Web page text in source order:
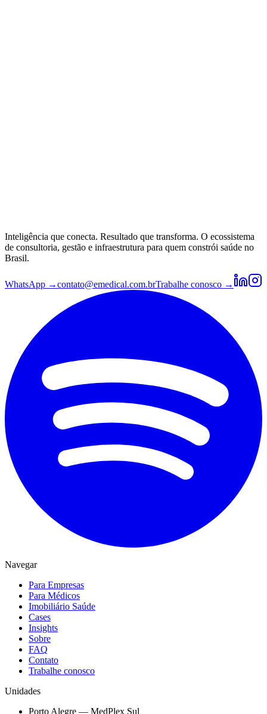
Inteligência que conecta. Resultado que transforma. O ecossistema
de consultoria, gestão e infraestrutura para quem constrói saúde no
Brasil.
WhatsApp →contato@emedical.com.brTrabalhe conosco →
Navegar
Para Empresas
Para Médicos
Imobiliário Saúde
Cases
Insights
Sobre
FAQ
Contato
Trabalhe conosco
Unidades
Porto Alegre — MedPlex Sul